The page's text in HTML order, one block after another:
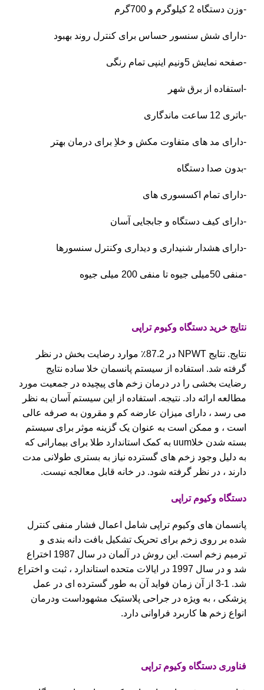
-وزن دستگاه 2 کیلوگرم و 700گرم
-دارای شش سنسور حساس برای کنترل روند بهبود
-صفحه نمایش 5ونیم اینپی تمام رنگی
-استفاده از برق شهر
-باتری 12 ساعت ماندگاری
-دارای مد های متفاوت مکش و خلاِ برای درمان بهتر
-بدون صدا دستگاه
-دارای تمام اکسسوری های
-دارای کیف دستگاه و جابجایی آسان
-دارای هشدار شنیداری و دیداری وکنترل سنسورها
-منفی 50میلی جیوه تا منفی 200 میلی جیوه
نتایج خرید دستگاه وکیوم تراپی
نتایج. نتایج NPWT در 87.2٪ موارد رضایت بخش در نظر
گرفته شد. استفاده از سیستم پانسمان خلا ساده نتایج
رضایت بخشی را در درمان زخم های پیچیده در جمعیت مورد
مطالعه ارائه داد. نتیجه. استفاده از این سیستم آسان به نظر
می رسد ، دارای میزان عارضه کم و مقرون به صرفه عالی
است ، و ممکن است به عنوان یک گزینه موثر برای سیستم
بسته شدن خلاuum به کمک استاندارد طلا برای بیمارانی که
به دلیل وجود زخم های گسترده نیاز به بستری طولانی مدت
دارند ، در نظر گرفته شود. در خانه قابل معالجه نیست.
دستگاه وکیوم تراپی
پانسمان های وکیوم تراپی شامل اعمال فشار منفی کنترل
شده بر روی زخم برای تحریک تشکیل بافت دانه بندی و
ترمیم زخم است. این روش در آلمان در سال 1987 اختراع
شد و در سال 1997 در ایالات متحده استاندارد ، ثبت و اختراع
شد. 1-3 از آن زمان فواید آن به طور گسترده ای در عمل
پزشکی ، به ویژه در جراحی پلاستیک مشهوداست ودرمان
انواع زخم ها کاربرد فراوانی دارد.
فناوری دستگاه وکیوم تراپی